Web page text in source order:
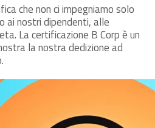
che non ci impegniamo solo
ai nostri dipendenti, alle
La certificazione B Corp è un
la nostra dedizione ad